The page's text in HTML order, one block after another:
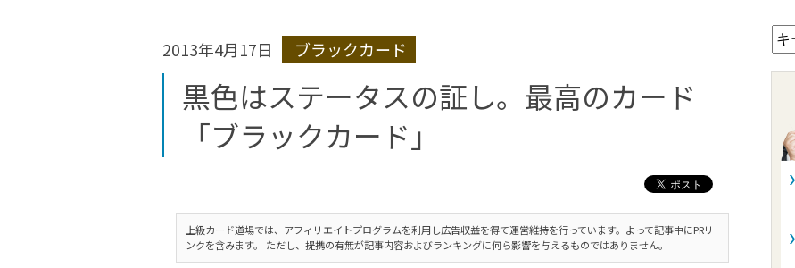
2013年4月17日 ブラックカード
黒色はステータスの証し。最高のカード
「ブラックカード」
上級カード道場では、アフィリエイトプログラムを利用し広告収益を得て運営維持を行っています。よって記事中にPRリ
ンクを含みます。 ただし、提携の有無が記事内容およびランキングに何ら影響を与えるものではありません。